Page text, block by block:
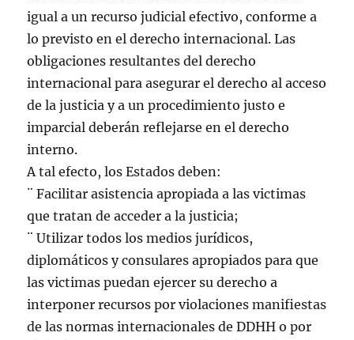
igual a un recurso judicial efectivo, conforme a
lo previsto en el derecho internacional. Las
obligaciones resultantes del derecho
internacional para asegurar el derecho al acceso
de la justicia y a un procedimiento justo e
imparcial deberán reflejarse en el derecho
interno.
A tal efecto, los Estados deben:
¨ Facilitar asistencia apropiada a las victimas
que tratan de acceder a la justicia;
¨ Utilizar todos los medios jurídicos,
diplomáticos y consulares apropiados para que
las victimas puedan ejercer su derecho a
interponer recursos por violaciones manifiestas
de las normas internacionales de DDHH o por